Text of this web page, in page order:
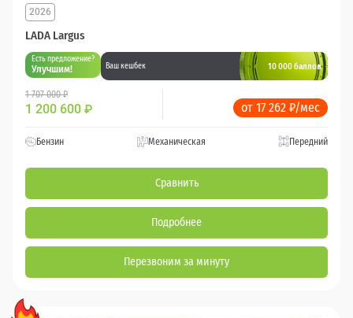
LADA Largus
2026
Есть предложение?
Улучшим! Ваш кешбек 10 000 баллов
1 707 000 ₽
1 200 600 ₽ от 17 262 ₽/мес
Бензин Механическая Передний
Сравнить
Подробнее
Перезвоним за минуту